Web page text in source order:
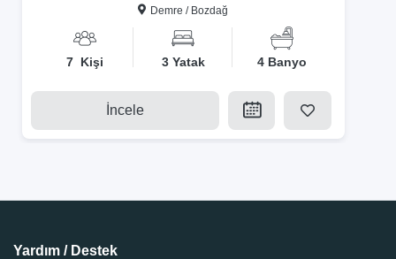
Demre / Bozdağ
7 Kişi 3 Yatak 4 Banyo
İncele
Yardım / Destek